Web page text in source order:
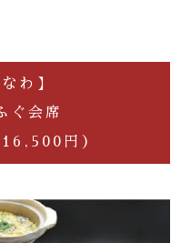
わ】
ぐ会席
円）